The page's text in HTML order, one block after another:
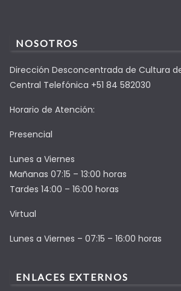
NOSOTROS
Dirección Desconcentrada de Cultura
Central Telefónica +51 84 582030
Horario de Atención:
Presencial
Lunes a Viernes
Mañanas 07:15 – 13:00 horas
Tardes 14:00 – 16:00 horas
Virtual
Lunes a Viernes – 07:15 – 16:00 horas
ENLACES EXTERNOS